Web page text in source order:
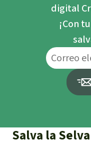
digital
¡Con
Salva la Selva